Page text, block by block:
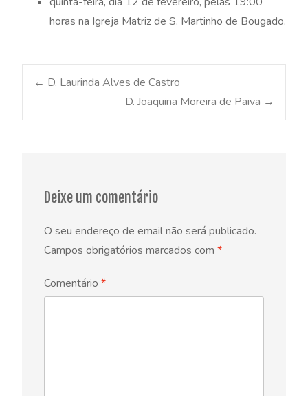
horas na Igreja Matriz de S. Martinho de Bougado.
Post
← D. Laurinda Alves de Castro
D. Joaquina Moreira de Paiva →
Deixe um comentário
O seu endereço de email não será publicado.
Campos obrigatórios marcados com *
Comentário *